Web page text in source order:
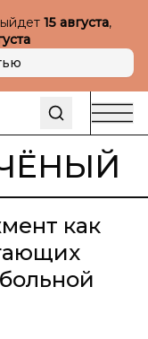
15 августа,
как